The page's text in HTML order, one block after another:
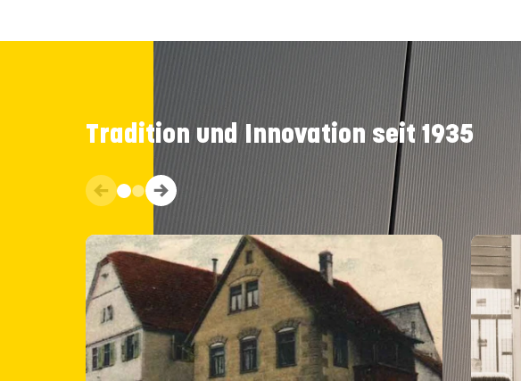
Tradition und Innovation seit 1935